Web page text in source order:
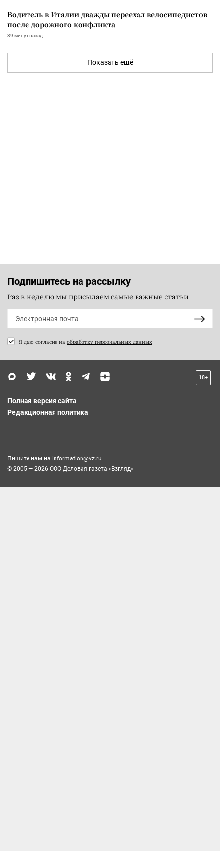
Водитель в Италии дважды переехал велосипедистов
после дорожного конфликта
39 минут назад
Показать ещё
Подпишитесь на рассылку
Раз в неделю мы присылаем самые важные статьи
Я даю согласие на обработку персональных данных
18+
Полная версия сайта
Редакционная политика
Пишите нам на information@vz.ru
© 2005 — 2026 ООО Деловая газета «Взгляд»